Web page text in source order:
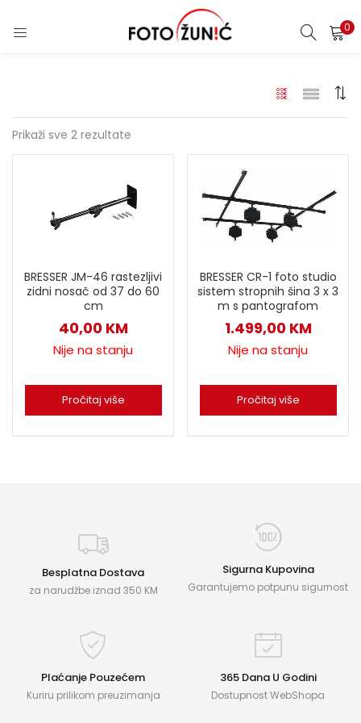
0
Prikaži sve 2 rezultate
BRESSER JM-46 rastezljivi
zidni nosač od 37 do 60
cm
40,00 KM
Nije na stanju
Pročitaj više
BRESSER CR-1 foto studio
sistem stropnih šina 3 x 3
m s pantografom
1.499,00 KM
Nije na stanju
Pročitaj više
Besplatna Dostava
za narudžbe iznad 350 KM
Sigurna Kupovina
Garantujemo potpunu sigurnost
Plaćanje Pouzećem
Kuriru prilikom preuzimanja
365 Dana U Godini
Dostupnost WebShopa